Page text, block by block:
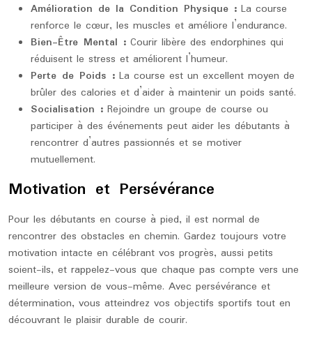
Amélioration de la Condition Physique : La course
renforce le cœur, les muscles et améliore l’endurance.
Bien-Être Mental : Courir libère des endorphines qui
réduisent le stress et améliorent l’humeur.
Perte de Poids : La course est un excellent moyen de
brûler des calories et d’aider à maintenir un poids santé.
Socialisation : Rejoindre un groupe de course ou
participer à des événements peut aider les débutants à
rencontrer d’autres passionnés et se motiver
mutuellement.
Motivation et Persévérance
Pour les débutants en course à pied, il est normal de
rencontrer des obstacles en chemin. Gardez toujours votre
motivation intacte en célébrant vos progrès, aussi petits
soient-ils, et rappelez-vous que chaque pas compte vers une
meilleure version de vous-même. Avec persévérance et
détermination, vous atteindrez vos objectifs sportifs tout en
découvrant le plaisir durable de courir.